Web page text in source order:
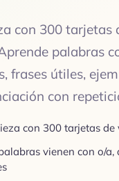
con 300
palabras
frases útiles,
con
con 300 tarjetas
vienen con o/